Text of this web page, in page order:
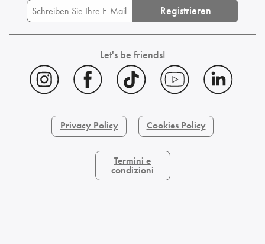
Registrieren
Let's be friends!
Privacy Policy Cookies Policy
Termini e
condizioni